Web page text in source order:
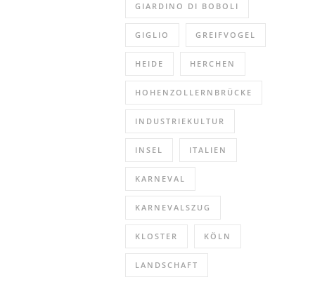
GIARDINO DI BOBOLI
GIGLIO GREIFVOGEL
HEIDE HERCHEN
HOHENZOLLERNBRÜCKE
INDUSTRIEKULTUR
INSEL ITALIEN
KARNEVAL
KARNEVALSZUG
KLOSTER KÖLN
LANDSCHAFT